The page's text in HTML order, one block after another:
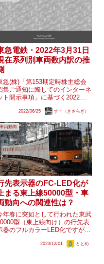
す。今回は320...
急電鉄・2022年3月31日
在系列別車両数内訳の推
急(株)「第153期定時株主総会
集ご通知に際してのインターネ
ト開示事項」に基づく2022年3
2022/06/25 すー（きさらぎ）
車両動向
先表示器のFC-LED化が
まる東上線50000型・車
動向への関連性は？
年春に突如として行われた東武
型（東上線向け）の行先表
器のフルカラーLED化ですが、
が行われていません。動向を整理
2023/12/01 ととめ